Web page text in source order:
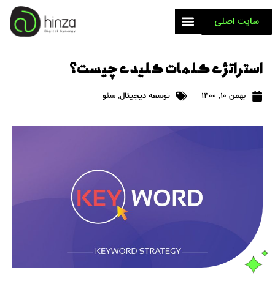
سایت اصلی
استراتژی کلمات کلیدی چیست؟
بهمن 10, 1400 توسعه دیجیتال, سئو